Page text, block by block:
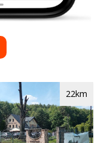
22km